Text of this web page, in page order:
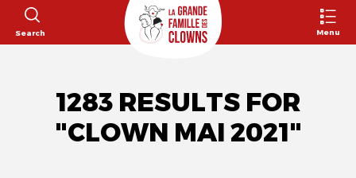
Search Menu
1283 RESULTS FOR
"CLOWN MAI 2021"